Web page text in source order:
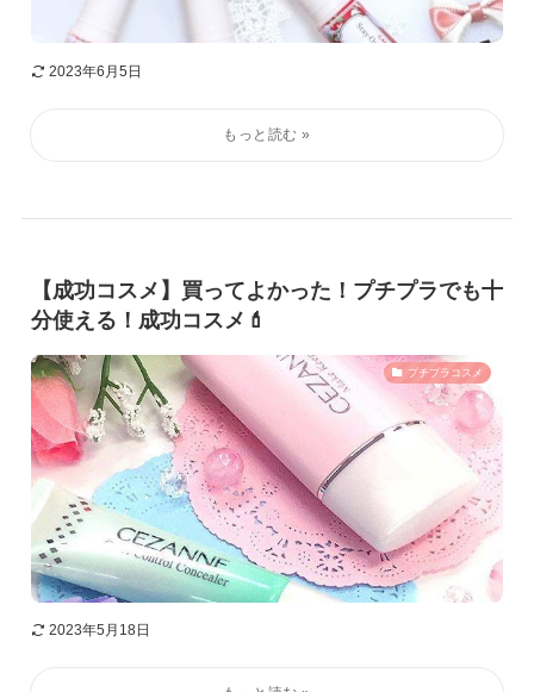
2023年6月5日
【成功コスメ】買ってよかった！プチプラでも十
分使える！成功コスメ💄
プチプラコスメ
2023年5月18日